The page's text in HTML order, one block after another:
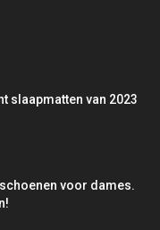
slaapmatten van 2023
voor dames.